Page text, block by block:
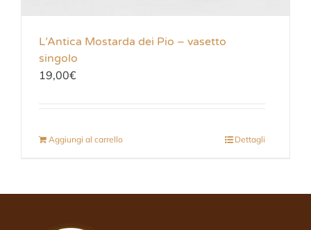
L’Antica Mostarda dei Pio – vasetto
singolo
19,00€
Aggiungi al carrello Dettagli